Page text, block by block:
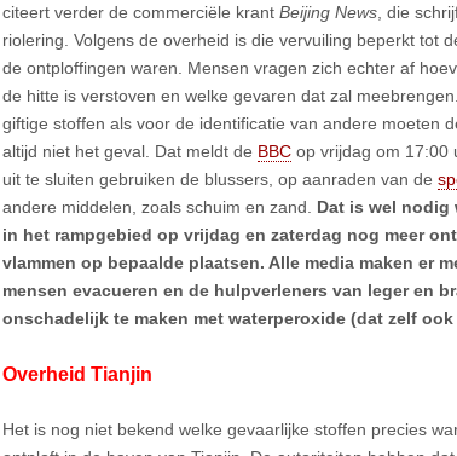
citeert verder de commerciële krant Beijing News , die
riolering. Volgens de overheid is die vervuiling beperkt tot
de ontploffingen waren. Mensen vragen zich echter af
de hitte is verstoven en welke gevaren dat zal
giftige stoffen als voor de identificatie van andere moeten
altijd niet het geval. Dat meldt de BBC op vrijdag om 17:00
uit te sluiten gebruiken de blussers, op aanraden van de
andere middelen, zoals schuim en zand. Dat is wel
in het rampgebied op vrijdag en zaterdag nog meer
vlammen op bepaalde plaatsen. Alle media maken er
mensen evacueren en de hulpverleners van leger en
onschadelijk te maken met waterperoxide (dat zelf
Overheid Tianjin
Het is nog niet bekend welke gevaarlijke stoffen precies